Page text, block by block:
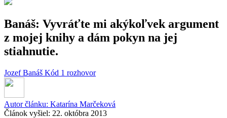
Banáš: Vyvráťte mi akýkoľvek argument
z mojej knihy a dám pokyn na jej
stiahnutie.
Jozef Banáš Kód 1 rozhovor
Autor článku: Katarína Marčeková
Článok vyšiel: 22. októbra 2013